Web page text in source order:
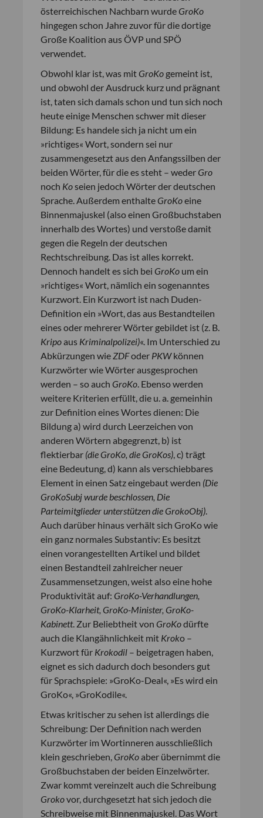
österreichischen Nachbarn wurde GroKo
hingegen schon Jahre zuvor für die dortige
Große Koalition aus ÖVP und SPÖ
verwendet.
Obwohl klar ist, was mit GroKo gemeint ist,
und obwohl der Ausdruck kurz und prägnant
ist, taten sich damals schon und tun sich noch
heute einige Menschen schwer mit dieser
Bildung: Es handele sich ja nicht um ein
»richtiges« Wort, sondern sei nur
zusammengesetzt aus den Anfangssilben der
beiden Wörter, für die es steht – weder Gro
noch Koseien jedoch Wörter der deutschen
Sprache. Außerdem enthalte GroKoeine
Binnenmajuskel (also einen Großbuchstaben
innerhalb des Wortes) und verstoße damit
gegen die Regeln der deutschen
Rechtschreibung. Das ist alles korrekt.
Dennoch handelt es sich bei GroKo um ein
»richtiges« Wort, nämlich ein sogenanntes
Kurzwort. Ein Kurzwort ist nach Duden-
Definition ein »Wort, das aus Bestandteilen
eines oder mehrerer Wörter gebildet ist (z. B.
Kripoaus Kriminalpolizei)«. Im Unterschied zu
Abkürzungen wie ZDFoder PKWkönnen
Kurzwörter wie Wörter ausgesprochen
werden – so auch GroKo . Ebenso werden
weitere Kriterien erfüllt, die u. a. gemeinhin
zur Definition eines Wortes dienen: Die
Bildung a) wird durch Leerzeichen von
anderen Wörtern abgegrenzt, b) ist
flektierbar (die GroKo, die GroKos) , c) trägt
eine Bedeutung, d) kann als verschiebbares
Element in einen Satz eingebaut werden (Die
GroKoSubj wurde beschlossen, Die
Parteimitglieder unterstützen die GrokoObj)
Auch darüber hinaus verhält sich GroKo wie
ein ganz normales Substantiv: Es besitzt
einen vorangestellten Artikel und bildet
einen Bestandteil zahlreicher neuer
Zusammensetzungen, weist also eine hohe
Produktivität auf: GroKo-Verhandlungen,
GroKo-Klarheit, GroKo-Minister, GroKo-
Kabinett. Zur Beliebtheit von GroKodürfte
auch die Klangähnlichkeit mit Kroko –
Kurzwort für Krokodil – beigetragen haben,
eignet es sich dadurch doch besonders gut
für Sprachspiele: »GroKo-Deal«, »Es wird ein
GroKo«, »GroKodile«.
Etwas kritischer zu sehen ist allerdings die
Schreibung: Der Definition nach werden
Kurzwörter im Wortinneren ausschließlich
klein geschrieben, GroKoaber übernimmt die
Großbuchstaben der beiden Einzelwörter.
Zwar kommt vereinzelt auch die Schreibung
Grokovor, durchgesetzt hat sich jedoch die
Schreibweise mit Binnenmajuskel. Das Wort